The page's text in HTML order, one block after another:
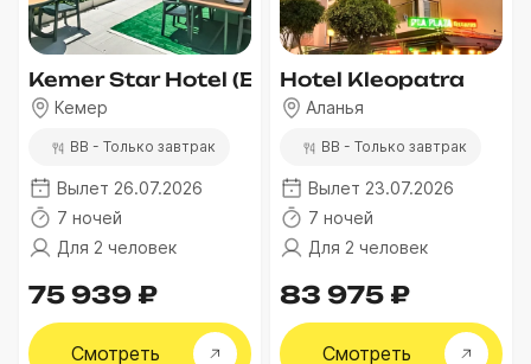
Kemer Star Hotel (Ex. Kemper Dinara
Кемер
BB - Только завтрак
Вылет 26.07.2026
7 ночей
Для 2 человек
75 939 ₽
Смотреть
Hotel Kleopatra
Аланья
BB - Только завтрак
Вылет 23.07.2026
7 ночей
Для 2 человек
83 975 ₽
Смотреть